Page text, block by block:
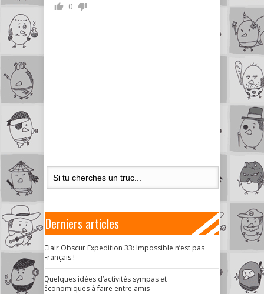
0
Derniers articles
Clair Obscur Expedition 33: Impossible n’est pas
Français !
Quelques idées d’activités sympas et
économiques à faire entre amis